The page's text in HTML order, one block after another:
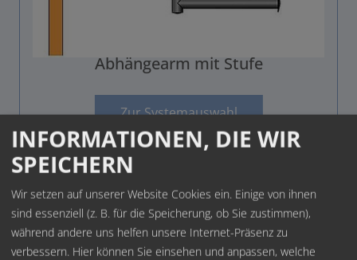
Abhängearm mit Stufe
Zur Systemauswahl
INFORMATIONEN, DIE WIR
SPEICHERN
Wir setzen auf unserer Website Cookies ein. Einige von ihnen
sind essenziell (z. B. für die Speicherung, ob Sie zustimmen),
während andere uns helfen unsere Internet-Präsenz zu
verbessern. Hier können Sie einsehen und anpassen, welche